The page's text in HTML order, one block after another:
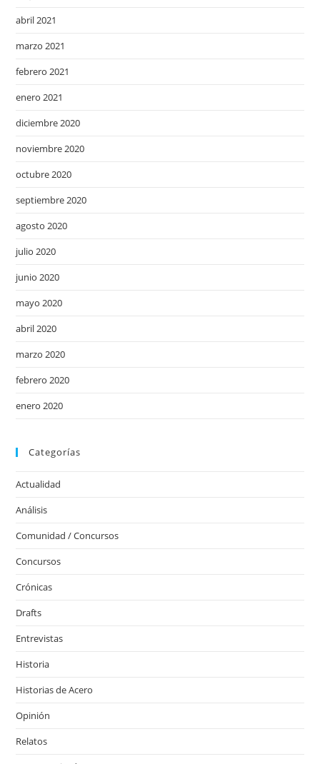
abril 2021
marzo 2021
febrero 2021
enero 2021
diciembre 2020
noviembre 2020
octubre 2020
septiembre 2020
agosto 2020
julio 2020
junio 2020
mayo 2020
abril 2020
marzo 2020
febrero 2020
enero 2020
Categorías
Actualidad
Análisis
Comunidad / Concursos
Concursos
Crónicas
Drafts
Entrevistas
Historia
Historias de Acero
Opinión
Relatos